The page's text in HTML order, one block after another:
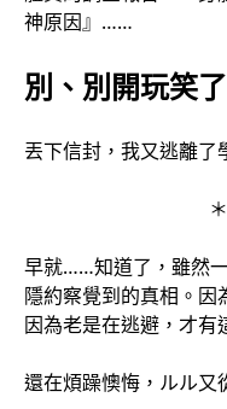
神原因』……
別、別開玩笑了
丟下信封，我又逃離了
早就……知道了，雖然
隱約察覺到的真相。因
因為老是在逃避，才
還在煩躁懊悔，ルル又